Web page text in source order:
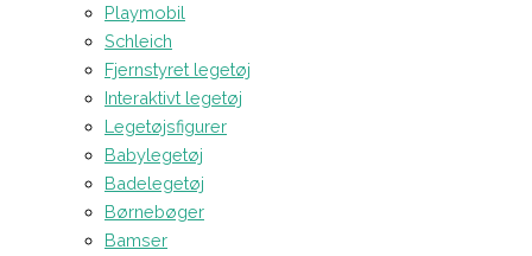
Playmobil
Schleich
Fjernstyret legetøj
Interaktivt legetøj
Legetøjsfigurer
Babylegetøj
Badelegetøj
Børnebøger
Bamser